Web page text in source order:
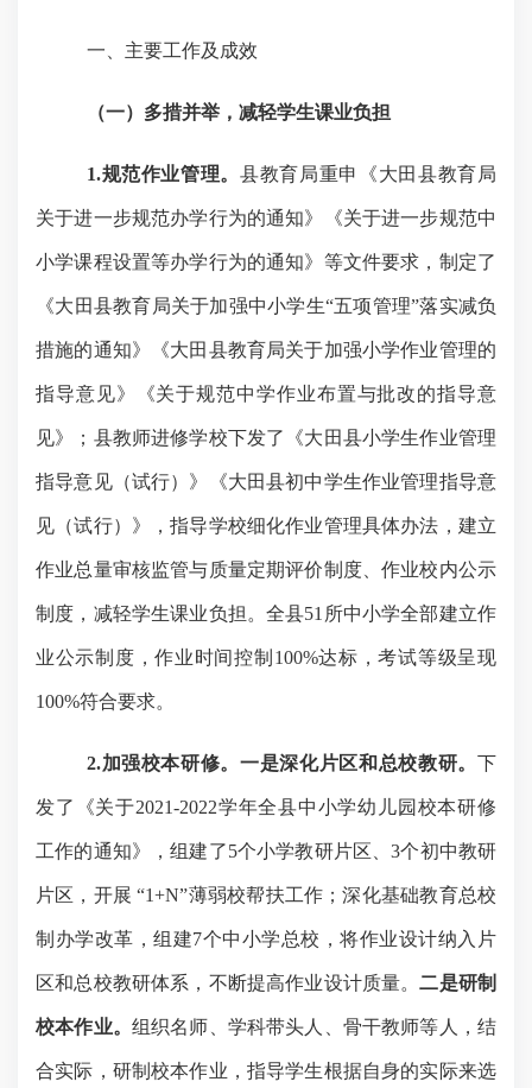
一、主要工作及成效
（一）多措并举，减轻学生课业负担
1.规范作业管理。县教育局重申《大田县教育局
关于进一步规范办学行为的通知》《关于进一步规范中
小学课程设置等办学行为的通知》等文件要求，制定了
《大田县教育局关于加强中小学生“五项管理”落实减负
措施的通知》《大田县教育局关于加强小学作业管理的
指导意见》《关于规范中学作业布置与批改的指导意
见》；县教师进修学校下发了《大田县小学生作业管理
指导意见（试行）》《大田县初中学生作业管理指导意
见（试行）》，指导学校细化作业管理具体办法，建立
作业总量审核监管与质量定期评价制度、作业校内公示
制度，减轻学生课业负担。全县51所中小学全部建立作
业公示制度，作业时间控制100%达标，考试等级呈现
100%符合要求。
2.加强校本研修。一是深化片区和总校教研。 下
发了《关于2021-2022学年全县中小学幼儿园校本研修
工作的通知》，组建了5个小学教研片区、3个初中教研
片区，开展 “1+N”薄弱校帮扶工作；深化基础教育总校
制办学改革，组建7个中小学总校，将作业设计纳入片
区和总校教研体系，不断提高作业设计质量。二是研制
校本作业。 组织名师、学科带头人、骨干教师等人，结
合实际，研制校本作业，指导学生根据自身的实际来选